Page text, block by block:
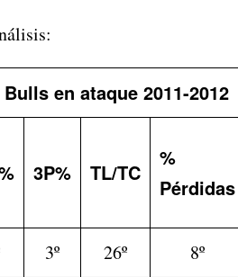
en ataque 2011-2012
3P% TL/TC
%
Pérdidas
3º 26º 8º